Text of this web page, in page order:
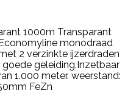
1000m Transparant
monodraad
2 verzinkte ijzerdraden
geleiding.Inzetbaar
1.000 meter. weerstand:
FeZn